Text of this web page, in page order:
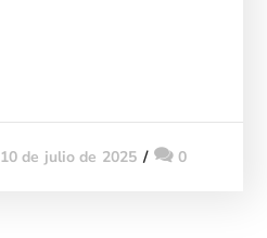
10 de julio de 2025 0